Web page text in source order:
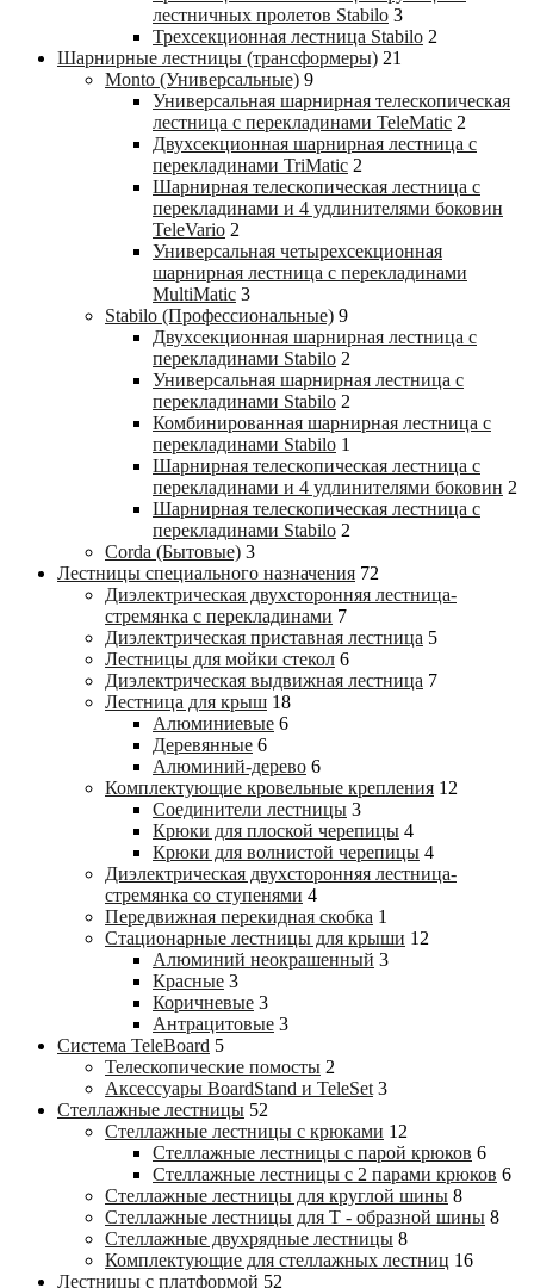
лестничных пролетов Stabilo 3
Трехсекционная лестница Stabilo 2
Шарнирные лестницы (трансформеры) 21
Monto (Универсальные) 9
Универсальная шарнирная телескопическая
лестница с перекладинами TeleMatic 2
Двухсекционная шарнирная лестница с
перекладинами TriMatic 2
Шарнирная телескопическая лестница с
перекладинами и 4 удлинителями боковин
TeleVario 2
Универсальная четырехсекционная
шарнирная лестница с перекладинами
MultiMatic 3
Stabilo (Профессиональные) 9
Двухсекционная шарнирная лестница с
перекладинами Stabilo 2
Универсальная шарнирная лестница с
перекладинами Stabilo 2
Комбинированная шарнирная лестница с
перекладинами Stabilo 1
Шарнирная телескопическая лестница с
перекладинами и 4 удлинителями боковин 2
Шарнирная телескопическая лестница с
перекладинами Stabilo 2
Corda (Бытовые) 3
Лестницы специального назначения 72
Диэлектрическая двухсторонняя лестница-
стремянка с перекладинами 7
Диэлектрическая приставная лестница 5
Лестницы для мойки стекол 6
Диэлектрическая выдвижная лестница 7
Лестница для крыш 18
Алюминиевые 6
Деревянные 6
Алюминий-дерево 6
Комплектующие кровельные крепления 12
Соединители лестницы 3
Крюки для плоской черепицы 4
Крюки для волнистой черепицы 4
Диэлектрическая двухсторонняя лестница-
стремянка со ступенями 4
Передвижная перекидная скобка 1
Стационарные лестницы для крыши 12
Алюминий неокрашенный 3
Красные 3
Коричневые 3
Антрацитовые 3
Система TeleBoard 5
Телескопические помосты 2
Аксессуары BoardStand и TeleSet 3
Стеллажные лестницы 52
Стеллажные лестницы с крюками 12
Стеллажные лестницы с парой крюков 6
Стеллажные лестницы c 2 парами крюков 6
Стеллажные лестницы для круглой шины 8
Стеллажные лестницы для Т - образной шины 8
Стеллажные двухрядные лестницы 8
Комплектующие для стеллажных лестниц 16
Лестницы с платформой 52